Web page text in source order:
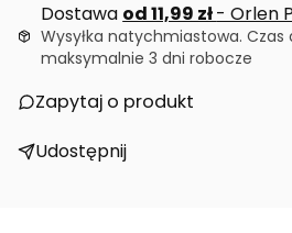
Dostawa od 11,99 zł- Orlen
Wysyłka natychmiastowa. Czas
maksymalnie 3 dni robocze
Zapytaj o produkt
Udostępnij